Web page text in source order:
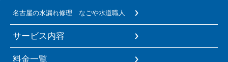
名古屋の水漏れ修理 なごや水道職人
サービス内容
料金一覧